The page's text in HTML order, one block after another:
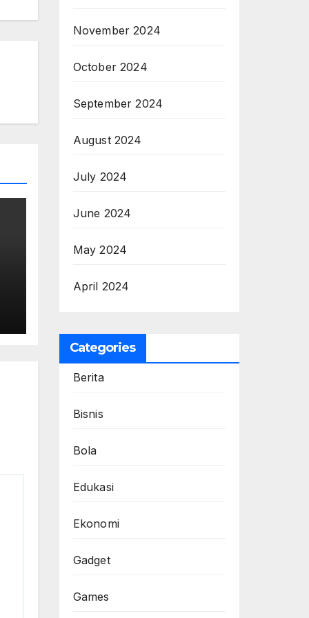
November 2024
October 2024
September 2024
August 2024
July 2024
June 2024
May 2024
April 2024
Categories
Berita
Bisnis
Bola
Edukasi
Ekonomi
Gadget
Games